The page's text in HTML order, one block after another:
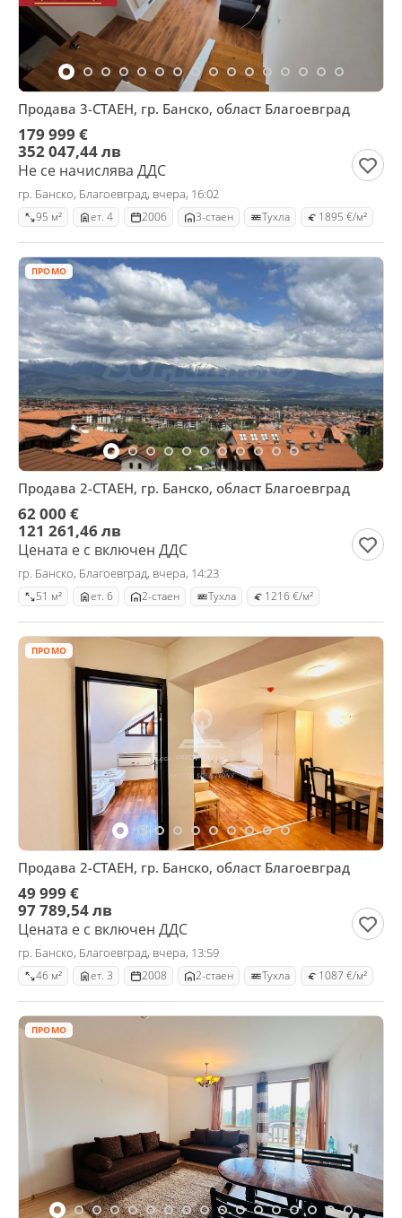
Продава 3-СТАЕН, гр. Банско, област Благоевград
179 999 €
352 047,44 лв
Не се начислява ДДС
гр. Банско, Благоевград, вчера, 16:02
95 м² ет. 4 2006 3-стаен Тухла 1895 €/м²
ПРОМО
Продава 2-СТАЕН, гр. Банско, област Благоевград
62 000 €
121 261,46 лв
Цената е с включен ДДС
гр. Банско, Благоевград, вчера, 14:23
51 м² ет. 6 2-стаен Тухла 1216 €/м²
ПРОМО
Продава 2-СТАЕН, гр. Банско, област Благоевград
49 999 €
97 789,54 лв
Цената е с включен ДДС
гр. Банско, Благоевград, вчера, 13:59
46 м² ет. 3 2008 2-стаен Тухла 1087 €/м²
ПРОМО